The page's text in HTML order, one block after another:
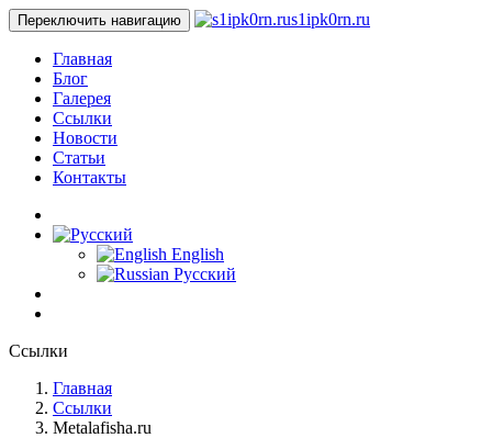
Переключить навигацию s1ipk0rn.ru
Главная
Блог
Галерея
Ссылки
Новости
Статьи
Контакты
English
Русский
Ссылки
Главная
Ссылки
Metalafisha.ru